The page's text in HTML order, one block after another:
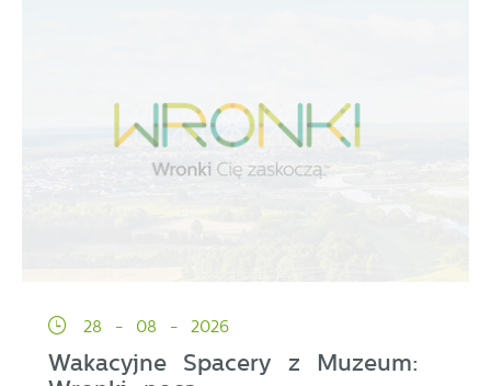
28 - 08 - 2026
Wakacyjne Spacery z Muzeum: